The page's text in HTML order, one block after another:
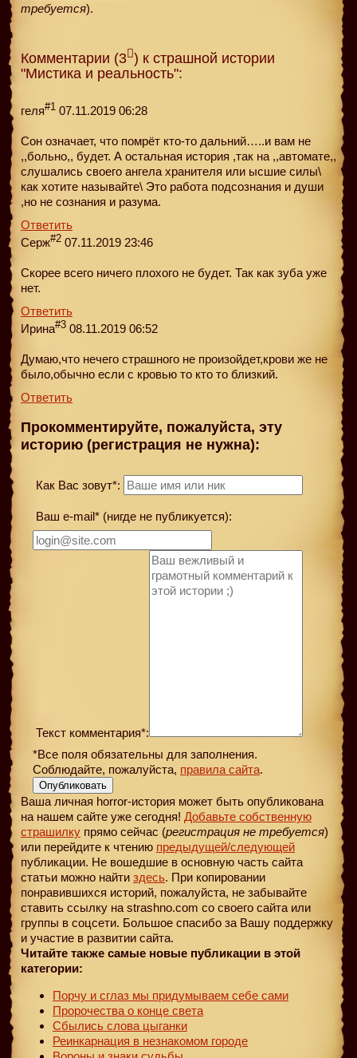
требуется).
Комментарии (3 ) к страшной истории
"Мистика и реальность":
геля#1 07.11.2019 06:28
Сон означает, что помрёт кто-то дальний…..и вам не
,,больно,, будет. А остальная история ,так на ,,автомате,,
слушались своего ангела хранителя или ысшие силы\
как хотите называйте\ Это работа подсознания и души
,но не сознания и разума.
Ответить
Серж#2 07.11.2019 23:46
Скорее всего ничего плохого не будет. Так как зуба уже
нет.
Ответить
Ирина#3 08.11.2019 06:52
Думаю,что нечего страшного не произойдет,крови же не
было,обычно если с кровью то кто то близкий.
Ответить
Прокомментируйте, пожалуйста, эту
историю (регистрация не нужна):
Как Вас зовут*:
Ваш e-mail* (нигде не публикуется):
Текст комментария*:
*Все поля обязательны для заполнения.
Соблюдайте, пожалуйста, правила сайта.
Опубликовать
Ваша личная horror-история может быть опубликована
на нашем сайте уже сегодня! Добавьте собственную
страшилку прямо сейчас (регистрация не требуется)
или перейдите к чтению предыдущей/следующей
публикации. Не вошедшие в основную часть сайта
статьи можно найти здесь. При копировании
понравившихся историй, пожалуйста, не забывайте
ставить ссылку на strashno.com со своего сайта или
группы в соцсети. Большое спасибо за Вашу поддержку
и участие в развитии сайта.
Читайте также самые новые публикации в этой
категории:
Порчу и сглаз мы придумываем себе сами
Пророчества о конце света
Сбылись слова цыганки
Реинкарнация в незнакомом городе